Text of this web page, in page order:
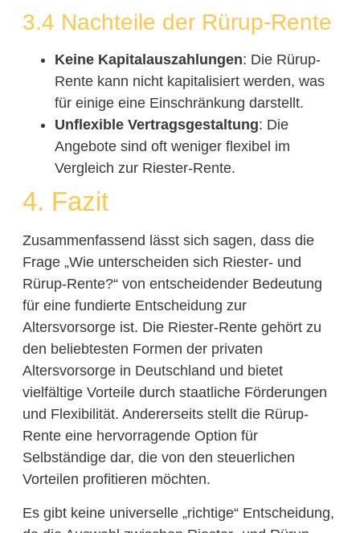
3.4 Nachteile der Rürup-Rente
Keine Kapitalauszahlungen: Die Rürup-
Rente kann nicht kapitalisiert werden, was
für einige eine Einschränkung darstellt.
Unflexible Vertragsgestaltung: Die
Angebote sind oft weniger flexibel im
Vergleich zur Riester-Rente.
4. Fazit
Zusammenfassend lässt sich sagen, dass die
Frage „Wie unterscheiden sich Riester- und
Rürup-Rente?“ von entscheidender Bedeutung
für eine fundierte Entscheidung zur
Altersvorsorge ist. Die Riester-Rente gehört zu
den beliebtesten Formen der privaten
Altersvorsorge in Deutschland und bietet
vielfältige Vorteile durch staatliche Förderungen
und Flexibilität. Andererseits stellt die Rürup-
Rente eine hervorragende Option für
Selbständige dar, die von den steuerlichen
Vorteilen profitieren möchten.
Es gibt keine universelle „richtige“ Entscheidung,